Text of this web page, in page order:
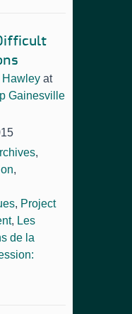
Hawley at
Gainesville
,
,
, Project
, Les
de la